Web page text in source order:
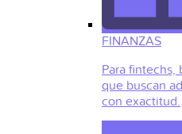
FINANZAS
Para fintechs,
que buscan
con exactitud.